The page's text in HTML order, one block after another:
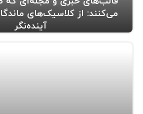
می‌کنند: از کلاسیک‌های
آینده‌نگر